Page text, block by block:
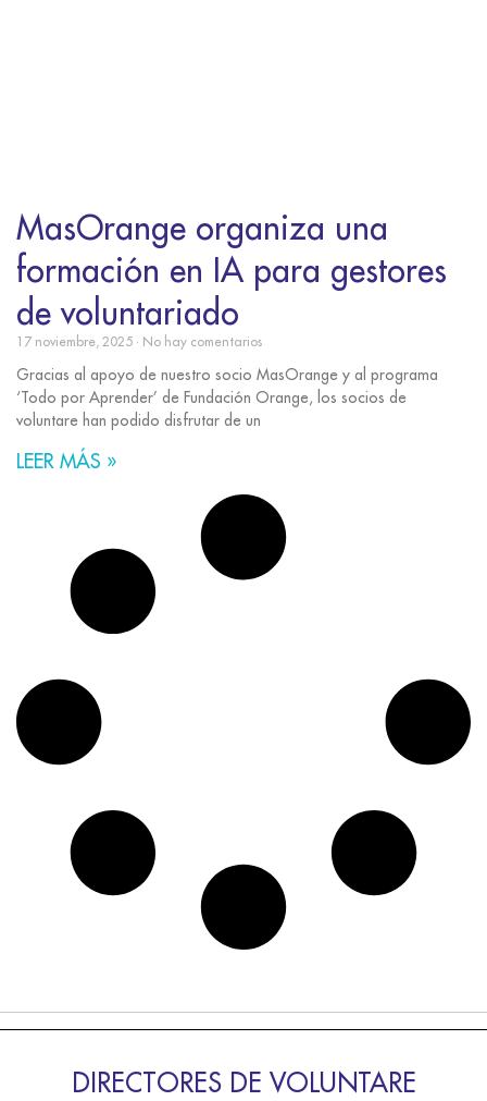
MasOrange organiza una
formación en IA para gestores
de voluntariado
17 noviembre, 2025 No hay comentarios
Gracias al apoyo de nuestro socio MasOrange y al programa
‘Todo por Aprender’ de Fundación Orange, los socios de
voluntare han podido disfrutar de un
LEER MÁS »
DIRECTORES DE VOLUNTARE